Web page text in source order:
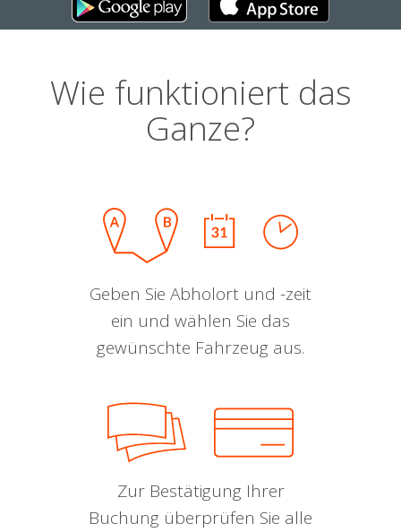
Wie funktioniert das
Ganze?
Geben Sie Abholort und -zeit
ein und wählen Sie das
gewünschte Fahrzeug aus.
Zur Bestätigung Ihrer
Buchung überprüfen Sie alle